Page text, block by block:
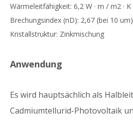
Wärmeleitfähigkeit: 6,2 W · m / m2 · K
Brechungsindex (nD): 2,67 (bei 10 um)
Kristallstruktur: Zinkmischung
Anwendung
Es wird hauptsächlich als
Cadmiumtellurid-Photovoltaik